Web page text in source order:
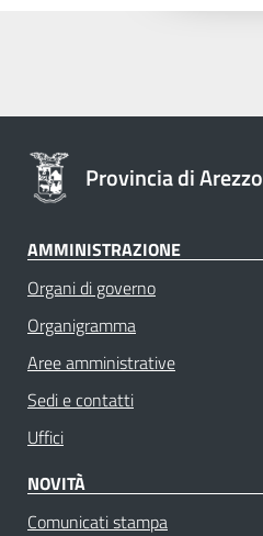
Provincia di Arezzo
AMMINISTRAZIONE
Organi di governo
Organigramma
Aree amministrative
Sedi e contatti
Uffici
NOVITÀ
Comunicati stampa